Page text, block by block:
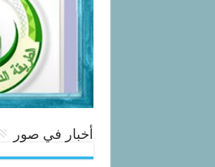
أخبار في صور